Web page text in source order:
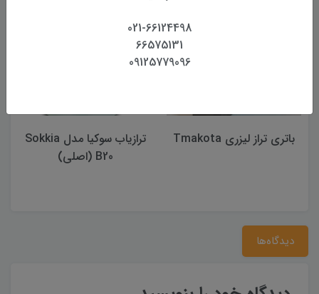
باتری تراز لیزری Tmakota
ترازیاب سوکیا مدل Sokkia
B20 (اصلی)
دیدگاه‌ها
021-66124498
66575131
09125779096